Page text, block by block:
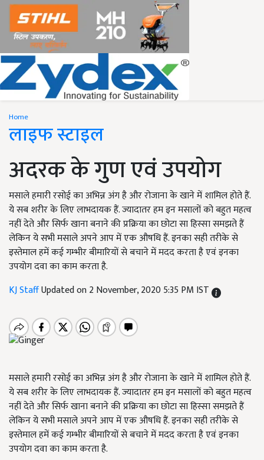
Home
लाइफ स्टाइल
अदरक के गुण एवं उपयोग
मसाले हमारी रसोई का अभिन्न अंग है और रोजाना के खाने में शामिल होते हैं.
ये सब शरीर के लिए लाभदायक हैं. ज्यादातर हम इन मसालों को बहुत महत्व
नहीं देते और सिर्फ खाना बनाने की प्रक्रिया का छोटा सा हिस्सा समझते हैं
लेकिन ये सभी मसाले अपने आप में एक औषधि हैं. इनका सही तरीके से
इस्तेमाल हमें कई गम्भीर बीमारियों से बचाने में मदद करता है एवं इनका
उपयोग दवा का काम करता है.
KJ StaffUpdated on 2 November, 2020 5:35 PM IST
मसाले हमारी रसोई का अभिन्न अंग है और रोजाना के खाने में शामिल होते हैं.
ये सब शरीर के लिए लाभदायक हैं. ज्यादातर हम इन मसालों को बहुत महत्व
नहीं देते और सिर्फ खाना बनाने की प्रक्रिया का छोटा सा हिस्सा समझते हैं
लेकिन ये सभी मसाले अपने आप में एक औषधि हैं. इनका सही तरीके से
इस्तेमाल हमें कई गम्भीर बीमारियों से बचाने में मदद करता है एवं इनका
उपयोग दवा का काम करता है.